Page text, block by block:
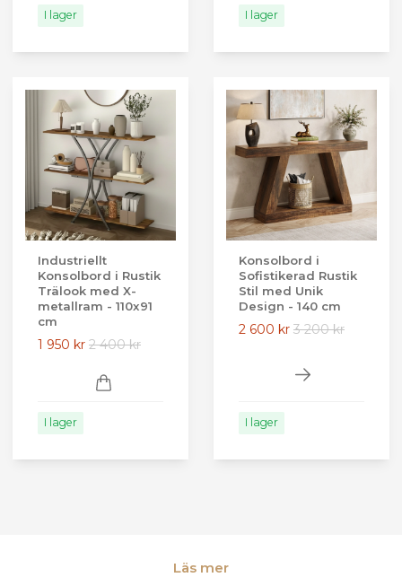
I lager I lager
Industriellt
Konsolbord i Rustik
Trälook med X-
metallram - 110x91
cm
1 950 kr 2 400 kr
I lager
Konsolbord i
Sofistikerad Rustik
Stil med Unik
Design - 140 cm
2 600 kr 3 200 kr
I lager
Läs mer